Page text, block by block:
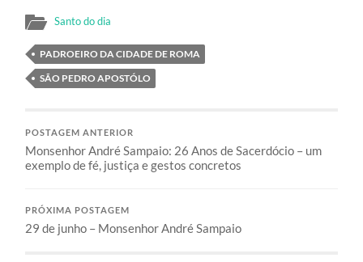
Santo do dia
PADROEIRO DA CIDADE DE ROMA
SÃO PEDRO APOSTÓLO
POSTAGEM ANTERIOR
Monsenhor André Sampaio: 26 Anos de Sacerdócio – um
exemplo de fé, justiça e gestos concretos
PRÓXIMA POSTAGEM
29 de junho – Monsenhor André Sampaio